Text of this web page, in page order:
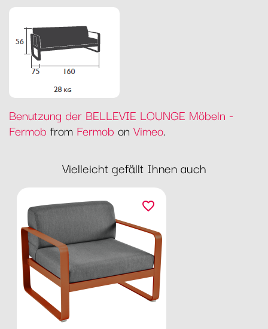
Benutzung der BELLEVIE LOUNGE Möbeln -
Fermob from Fermob on Vimeo.
Vielleicht gefällt Ihnen auch
favorite_border